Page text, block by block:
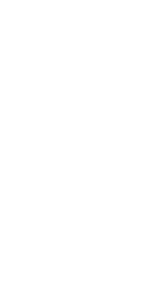
tribunal, cada
Cardio – Sintoniza-